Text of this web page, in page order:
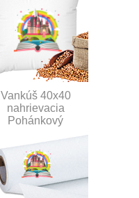
Vankúš 40x40
nahrievacia
Pohánkový